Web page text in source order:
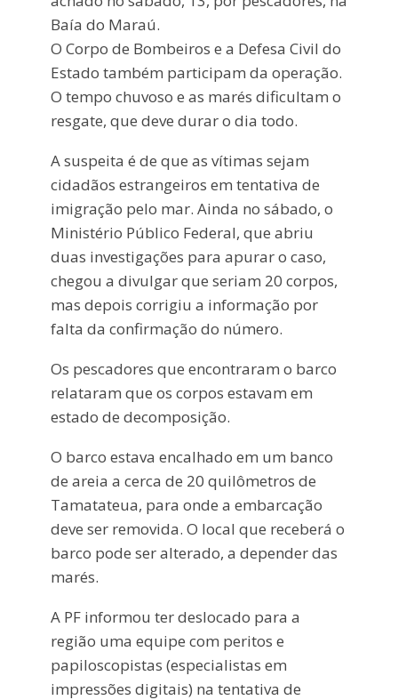
Baía do Maraú.
O Corpo de Bombeiros e a Defesa Civil do
Estado também participam da operação.
O tempo chuvoso e as marés dificultam o
resgate, que deve durar o dia todo.
A suspeita é de que as vítimas sejam
cidadãos estrangeiros em tentativa de
imigração pelo mar. Ainda no sábado, o
Ministério Público Federal, que abriu
duas investigações para apurar o caso,
chegou a divulgar que seriam 20 corpos,
mas depois corrigiu a informação por
falta da confirmação do número.
Os pescadores que encontraram o barco
relataram que os corpos estavam em
estado de decomposição.
O barco estava encalhado em um banco
de areia a cerca de 20 quilômetros de
Tamatateua, para onde a embarcação
deve ser removida. O local que receberá o
barco pode ser alterado, a depender das
marés.
A PF informou ter deslocado para a
região uma equipe com peritos e
papiloscopistas (especialistas em
impressões digitais) na tentativa de